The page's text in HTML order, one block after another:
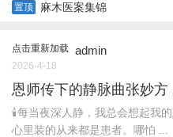
置顶 麻木医案集锦
点击重新加载 admin
2026-4-18
恩师传下的静脉曲张妙
🕯️每当夜深人静，我总会想起我
心里装的从来都是患者。哪怕 ...